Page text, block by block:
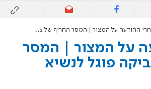
ההודעה על המצור | המסר החריף של צביקה פוגל לנשיא טראמפ
על המצור | המסר
פוגל לנשיא